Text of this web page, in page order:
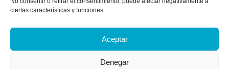
ciertas características y funciones.
Aceptar
Denegar
Historia de un matrimonio bajo el microscopio: el
¿Tratas de parar tu mente? Descubre por qué
luchar contra tus pensamientos los vuelve más